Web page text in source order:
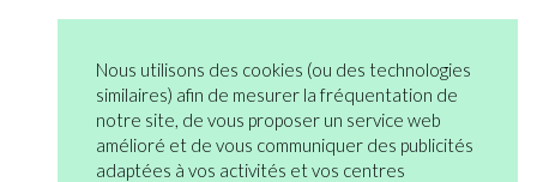
Nous utilisons des cookies (ou des technologies
similaires) afin de mesurer la fréquentation de
notre site, de vous proposer un service web
amélioré et de vous communiquer des publicités
adaptées à vos activités et vos centres
Vous n’êtes pas encore en compte ?
Bienvenue
Mon Compte
0 articles
Mon Panier